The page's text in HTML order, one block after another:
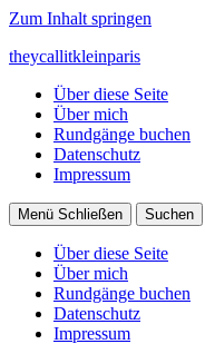
Zum Inhalt springen
theycallitkleinparis
Über diese Seite
Über mich
Rundgänge buchen
Datenschutz
Impressum
Menü Schließen Suchen
Über diese Seite
Über mich
Rundgänge buchen
Datenschutz
Impressum